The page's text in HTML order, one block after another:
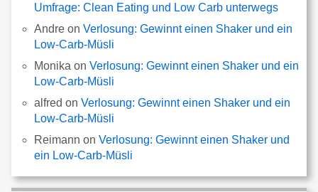
Umfrage: Clean Eating und Low Carb unterwegs
Andre onVerlosung: Gewinnt einen Shaker und ein
Low-Carb-Müsli
Monika onVerlosung: Gewinnt einen Shaker und ein
Low-Carb-Müsli
alfred onVerlosung: Gewinnt einen Shaker und ein
Low-Carb-Müsli
Reimann onVerlosung: Gewinnt einen Shaker und
ein Low-Carb-Müsli